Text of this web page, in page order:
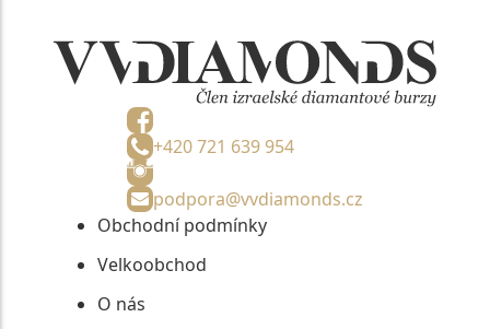
+420 721 639 954
podpora@vvdiamonds.cz
Obchodní podmínky
Velkoobchod
O nás